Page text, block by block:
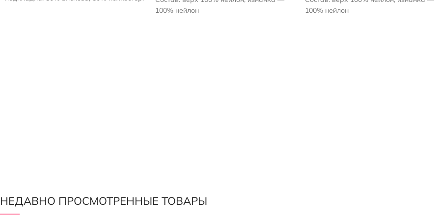
100% нейлон
100% нейлон
НЕДАВНО ПРОСМОТРЕННЫЕ ТОВАРЫ